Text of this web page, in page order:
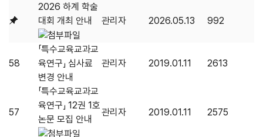
2026 하계 학술
대회 개최 안내
관리자 2026.05.13 992
58
「특수교육교과교
육연구」 심사료
변경 안내
관리자 2019.01.11 2613
57
「특수교육교과교
육연구」 12권 1호
논문 모집 안내
관리자 2019.01.11 2575